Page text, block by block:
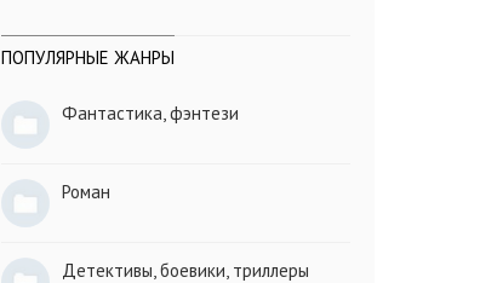
ПОПУЛЯРНЫЕ ЖАНРЫ
Фантастика, фэнтези
Роман
Детективы, боевики, триллеры